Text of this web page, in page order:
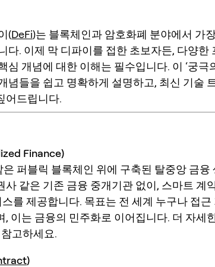
(DeFi)는 블록체인과 암호화폐 분야에서 가
다. 이제 막 디파이를 접한 초보자든, 다양한
심 개념에 대한 이해는 필수입니다. 이 ‘궁극
념들을 쉽고 명확하게 설명하고, 최신 기술
어드립니다.
Finance)
퍼블릭 블록체인 위에 구축된 탈중앙 금융
사 같은 기존 금융 중개기관 없이, 스마트 계
를 제공합니다. 목표는 전 세계 누구나 접
, 이는 금융의 민주화로 이어집니다. 더 자세
고하세요.
)